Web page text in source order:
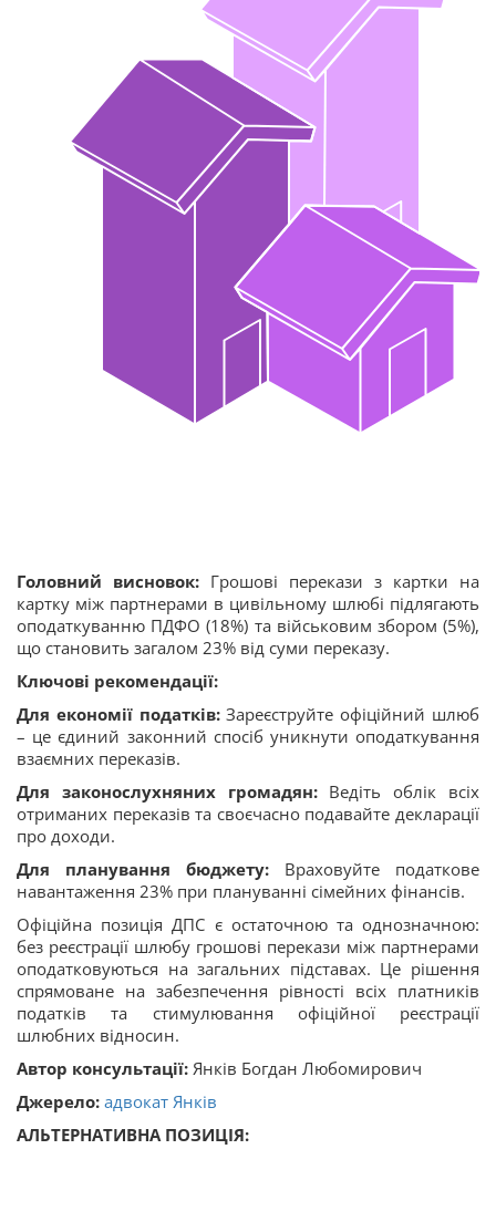
Головний висновок: Грошові перекази з картки на
картку між партнерами в цивільному шлюбі підлягають
оподаткуванню ПДФО (18%) та військовим збором (5%),
що становить загалом 23% від суми переказу.
Ключові рекомендації:
Для економії податків:Зареєструйте офіційний шлюб
– це єдиний законний спосіб уникнути оподаткування
взаємних переказів.
Для законослухняних громадян:Ведіть облік всіх
отриманих переказів та своєчасно подавайте декларації
про доходи.
Для планування бюджету: Враховуйте податкове
навантаження 23% при плануванні сімейних фінансів.
Офіційна позиція ДПС є остаточною та однозначною:
без реєстрації шлюбу грошові перекази між партнерами
оподатковуються на загальних підставах. Це рішення
спрямоване на забезпечення рівності всіх платників
податків та стимулювання офіційної реєстрації
шлюбних відносин.
Автор консультації: Янків Богдан Любомирович
Джерело: адвокат Янків
АЛЬТЕРНАТИВНА ПОЗИЦІЯ: